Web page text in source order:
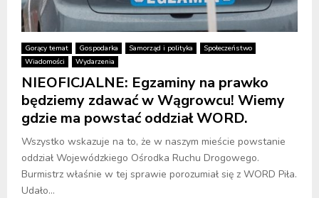
Gorący temat Gospodarka Samorząd i polityka
Społeczeństwo
Wiadomości
Wydarzenia
NIEOFICJALNE: Egzaminy na prawko
będziemy zdawać w Wągrowcu! Wiemy
gdzie ma powstać oddział WORD.
Wszystko wskazuje na to, że w naszym mieście powstanie
oddział Wojewódzkiego Ośrodka Ruchu Drogowego.
Burmistrz właśnie w tej sprawie porozumiał się z WORD Piła.
Udało...